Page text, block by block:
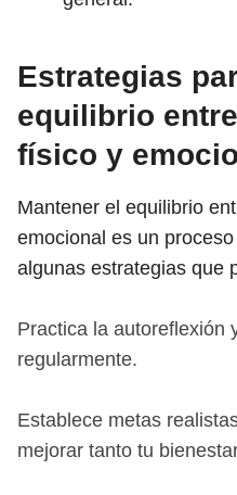
Estrategias
equilibrio
físico y
Mantener el equilibrio
emocional es un
algunas estrategias que
Practica la autoreflexión
regularmente.
Establece metas
mejorar tanto tu